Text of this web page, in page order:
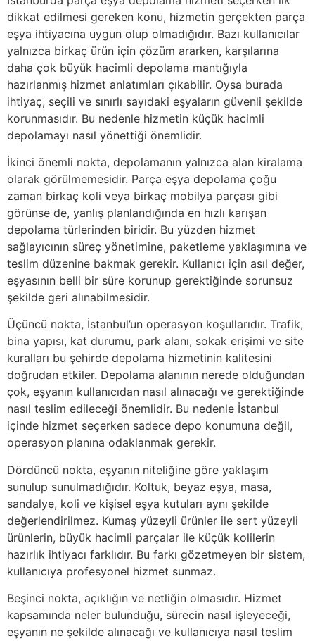
dikkat edilmesi gereken konu, hizmetin gerçekten parça
eşya ihtiyacına uygun olup olmadığıdır. Bazı kullanıcılar
yalnızca birkaç ürün için çözüm ararken, karşılarına
daha çok büyük hacimli depolama mantığıyla
hazırlanmış hizmet anlatımları çıkabilir. Oysa burada
ihtiyaç, seçili ve sınırlı sayıdaki eşyaların güvenli şekilde
korunmasıdır. Bu nedenle hizmetin küçük hacimli
depolamayı nasıl yönettiği önemlidir.
İkinci önemli nokta, depolamanın yalnızca alan kiralama
olarak görülmemesidir. Parça eşya depolama çoğu
zaman birkaç koli veya birkaç mobilya parçası gibi
görünse de, yanlış planlandığında en hızlı karışan
depolama türlerinden biridir. Bu yüzden hizmet
sağlayıcının süreç yönetimine, paketleme yaklaşımına ve
teslim düzenine bakmak gerekir. Kullanıcı için asıl değer,
eşyasının belli bir süre korunup gerektiğinde sorunsuz
şekilde geri alınabilmesidir.
Üçüncü nokta, İstanbul’un operasyon koşullarıdır. Trafik,
bina yapısı, kat durumu, park alanı, sokak erişimi ve site
kuralları bu şehirde depolama hizmetinin kalitesini
doğrudan etkiler. Depolama alanının nerede olduğundan
çok, eşyanın kullanıcıdan nasıl alınacağı ve gerektiğinde
nasıl teslim edileceği önemlidir. Bu nedenle İstanbul
içinde hizmet seçerken sadece depo konumuna değil,
operasyon planına odaklanmak gerekir.
Dördüncü nokta, eşyanın niteliğine göre yaklaşım
sunulup sunulmadığıdır. Koltuk, beyaz eşya, masa,
sandalye, koli ve kişisel eşya kutuları aynı şekilde
değerlendirilmez. Kumaş yüzeyli ürünler ile sert yüzeyli
ürünlerin, büyük hacimli parçalar ile küçük kolilerin
hazırlık ihtiyacı farklıdır. Bu farkı gözetmeyen bir sistem,
kullanıcıya profesyonel hizmet sunmaz.
Beşinci nokta, açıklığın ve netliğin olmasıdır. Hizmet
kapsamında neler bulunduğu, sürecin nasıl işleyeceği,
eşyanın ne şekilde alınacağı ve kullanıcıya nasıl teslim